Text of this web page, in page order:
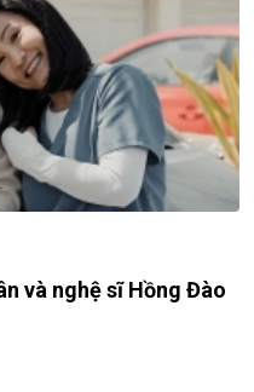
và nghệ sĩ Hồng Đào